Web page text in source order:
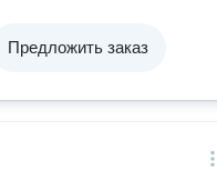
Предложить заказ